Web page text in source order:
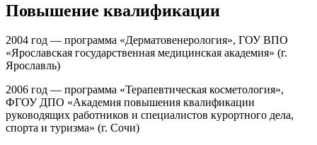
Повышение квалификации
2004 год — программа «Дерматовенерология», ГОУ ВПО
«Ярославская государственная медицинская академия» (г.
Ярославль)
2006 год — программа «Терапевтическая косметология»,
ФГОУ ДПО «Академия повышения квалификации
руководящих работников и специалистов курортного дела,
спорта и туризма» (г. Сочи)